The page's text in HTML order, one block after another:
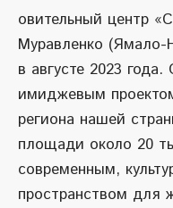
овительный центр
Муравленко (Ямало-
в августе 2023
имиджевым
региона нашей
площади около 20
современным,
пространством для